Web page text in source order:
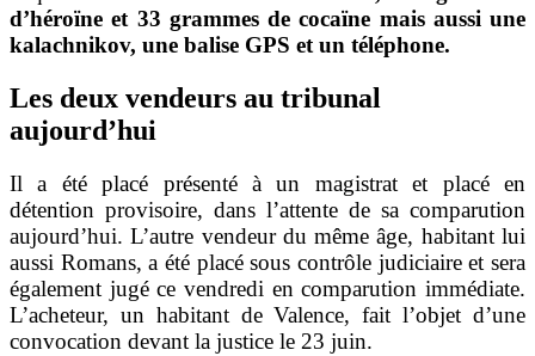
d’héroïne et 33 grammes de cocaïne mais aussi une
kalachnikov, une balise GPS et un téléphone.
Les deux vendeurs au tribunal
aujourd’hui
Il a été placé présenté à un magistrat et placé en
détention provisoire, dans l’attente de sa comparution
aujourd’hui. L’autre vendeur du même âge, habitant lui
aussi Romans, a été placé sous contrôle judiciaire et sera
également jugé ce vendredi en comparution immédiate.
L’acheteur, un habitant de Valence, fait l’objet d’une
convocation devant la justice le 23 juin.